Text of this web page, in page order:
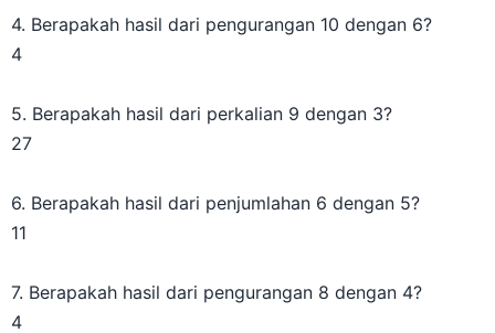
4. Berapakah hasil dari pengurangan 10 dengan 6?
4
5. Berapakah hasil dari perkalian 9 dengan 3?
27
6. Berapakah hasil dari penjumlahan 6 dengan 5?
11
7. Berapakah hasil dari pengurangan 8 dengan 4?
4